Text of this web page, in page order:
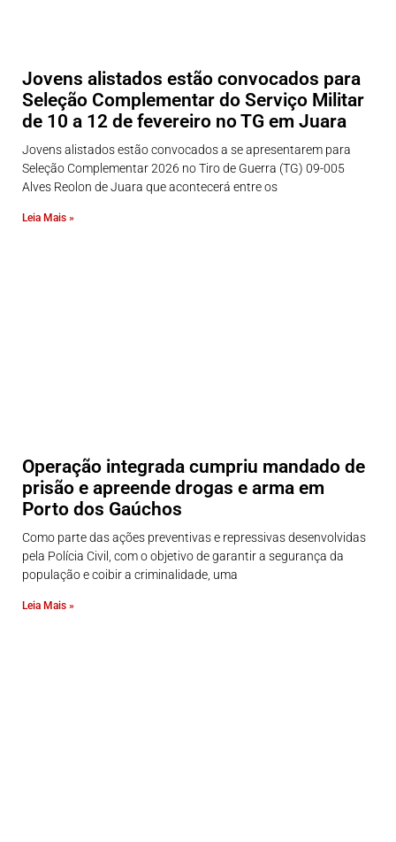
Jovens alistados estão convocados para
Seleção Complementar do Serviço Militar
de 10 a 12 de fevereiro no TG em Juara
Jovens alistados estão convocados a se apresentarem para
Seleção Complementar 2026 no Tiro de Guerra (TG) 09-005
Alves Reolon de Juara que acontecerá entre os
Leia Mais »
Operação integrada cumpriu mandado de
prisão e apreende drogas e arma em
Porto dos Gaúchos
Como parte das ações preventivas e repressivas desenvolvidas
pela Polícia Civil, com o objetivo de garantir a segurança da
população e coibir a criminalidade, uma
Leia Mais »